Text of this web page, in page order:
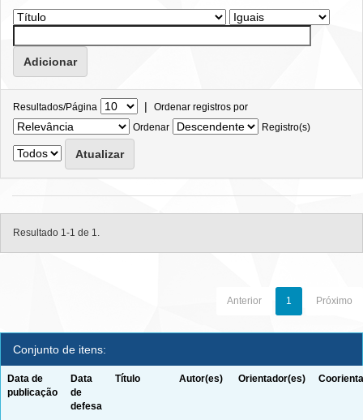
Resultados/Página | Ordenar registros por
Ordenar
Registro(s)
Resultado 1-1 de 1.
Anterior 1 Próximo
Conjunto de itens:
Data de
publicação
Data
de
defesa
Título Autor(es) Orientador(es)